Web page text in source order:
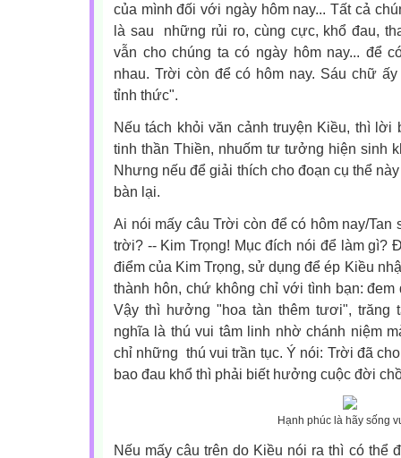
của mình đối với ngày hôm nay... Tất cả
là sau những rủi ro, cùng cực, khổ đau,
vẫn cho chúng ta có ngày hôm nay... để
nhau. Trời còn để có hôm nay. Sáu chữ
tỉnh thức".
Nếu tách khỏi văn cảnh truyện Kiều, thì lời
tinh thần Thiền, nhuốm tư tưởng hiện sinh
Nhưng nếu để giải thích cho đoạn cụ thể
bàn lại.
Ai nói mấy câu Trời còn để có hôm nay/
trời? -- Kim Trọng! Mục đích nói để làm gì?
điểm của Kim Trọng, sử dụng để ép Kiều
thành hôn, chứ không chỉ với tình bạn: đem
Vậy thì hưởng "hoa tàn thêm tươi", trăng
nghĩa là thú vui tâm linh nhờ chánh niệm
chỉ những thú vui trần tục. Ý nói: Trời đã
bao đau khổ thì phải biết hưởng cuộc đời
Hạnh phúc là hãy sống
Nếu mấy câu trên do Kiều nói ra thì có thể